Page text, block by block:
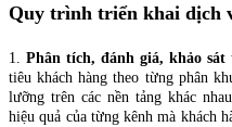
Quy trình triển khai dịch
1. Phân tích, đánh giá, khảo
tiêu khách hàng theo từng phân
lưỡng trên các nền tảng khác
hiệu quả của từng kênh mà khách